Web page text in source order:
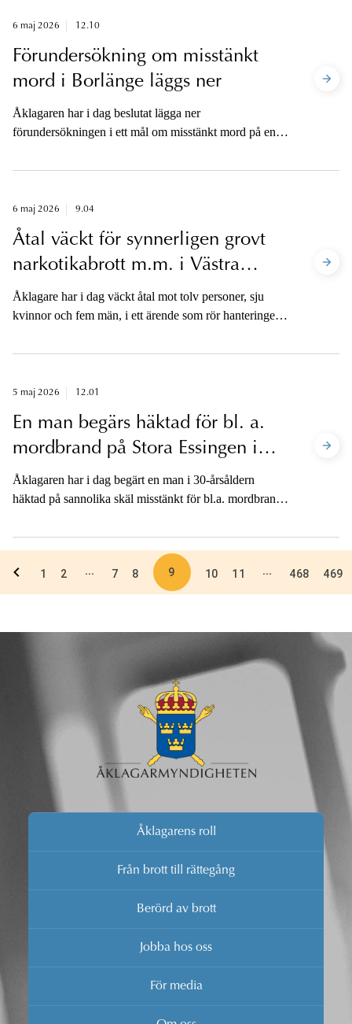
6 maj 2026 12.10
Förundersökning om misstänkt
mord i Borlänge läggs ner
Åklagaren har i dag beslutat lägga ner
förundersökningen i ett mål om misstänkt mord på en
förra året.
6 maj 2026 9.04
Åtal väckt för synnerligen grovt
narkotikabrott m.m. i Västra
Götaland
Åklagare har i dag väckt åtal mot tolv personer, sju
kvinnor och fem män, i ett ärende som rör hanteringen
gatuvärde av cirka 30 miljoner kronor tagits i beslag.
5 maj 2026 12.01
En man begärs häktad för bl. a.
mordbrand på Stora Essingen i
Stockholm
Åklagaren har i dag begärt en man i 30-årsåldern
häktad på sannolika skäl misstänkt för bl.a. mordbrand i
Mannen, som varit anhållen sedan i lördags, begärs
också häktad misstänkt för skadegörelse respektive
grov skadegörelse på ett par andra platser i Stockholm
under april månad.
1 2 ... 7 8 9 10 11 ... 468 469
Åklagarens roll
Från brott till rättegång
Berörd av brott
Jobba hos oss
För media